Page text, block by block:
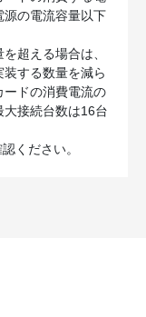
源の電流容量以下
超える場合は、
する数量を減ら
ードの消費電流の
接続台数は16台
ください。